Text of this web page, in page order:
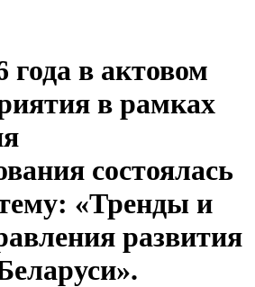
года в актовом
в рамках
состоялась
«Тренды и
развития